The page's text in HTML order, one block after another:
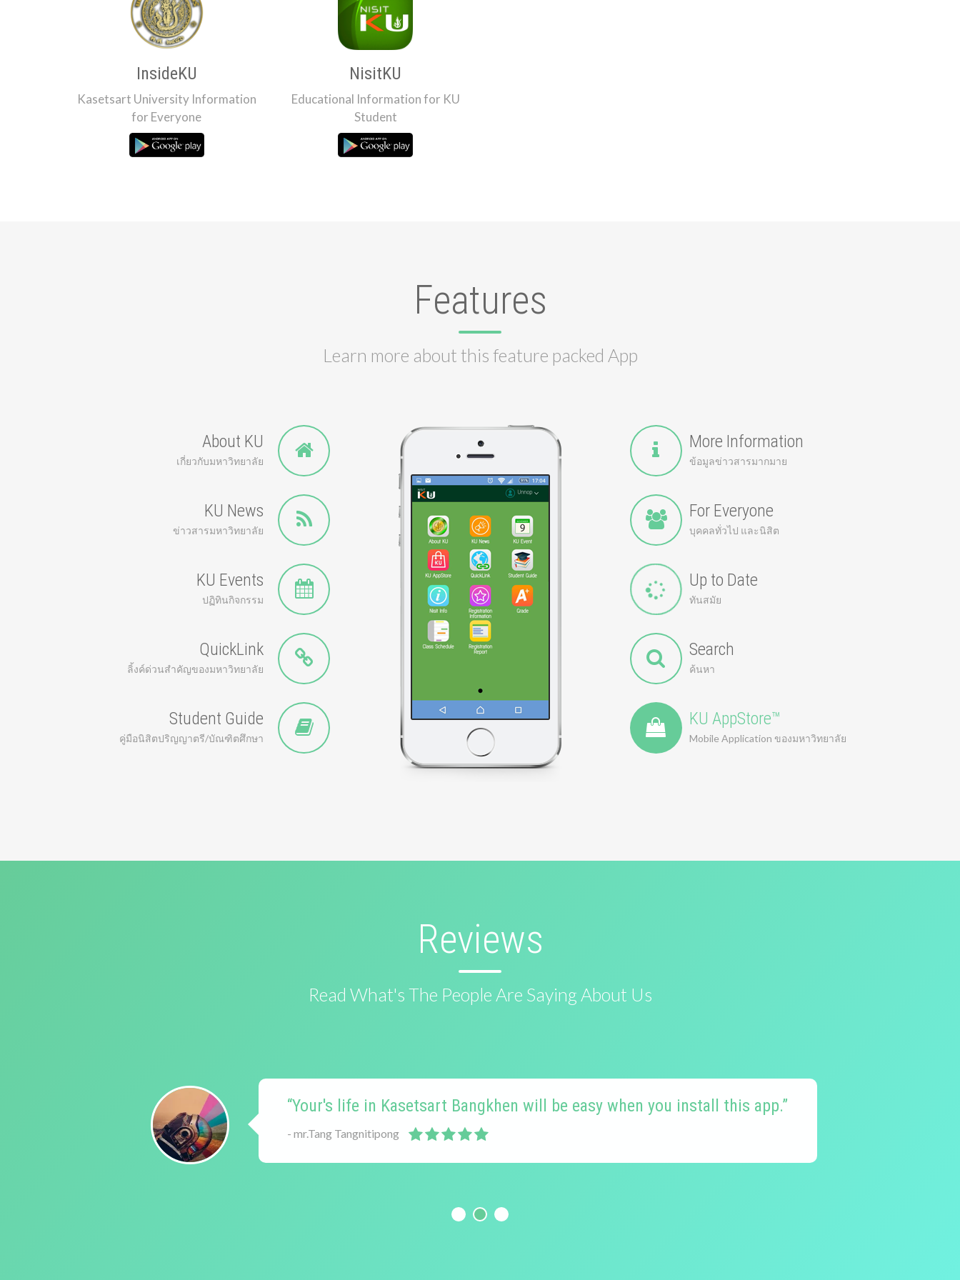
InsideKU
Kasetsart University Information
for Everyone
NisitKU
Educational Information for KU
Student
Features
Learn more about this feature packed App
About KU
เกี่ยวกับมหาวิทยาลัย
KU News
ข่าวสารมหาวิทยาลัย
KU Events
ปฏิทินกิจกรรม
QuickLink
ลิ้งค์ด่วนสำคัญของมหาวิทยาลัย
Student Guide
คู่มือนิสิตปริญญาตรี/บัณฑิตศึกษา
More Information
ข้อมูลข่าวสารมากมาย
For Everyone
บุคคลทั่วไป และนิสิต
Up to Date
ทันสมัย
Search
ค้นหา
KU AppStore™
Mobile Application ของมหาวิทยาลัย
Reviews
Read What's The People Are Saying About Us
“Your's life in Kasetsart Bangkhen will be easy when you install this app.”
- mr.Tang Tangnitipong